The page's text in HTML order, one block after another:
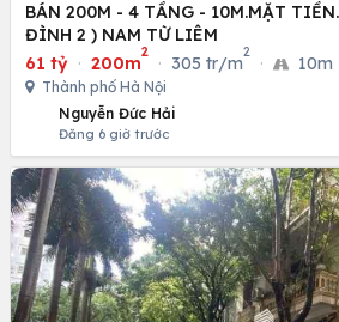
BÁN 200M - 4 TẦNG - 10M.MẶT
ĐÌNH 2 ) NAM TỪ LIÊM
61 tỷ · 200m
2
· 305 tr/m
2
· 10m
Thành phố Hà Nội
Nguyễn Đức Hải
Đăng 6 giờ trước